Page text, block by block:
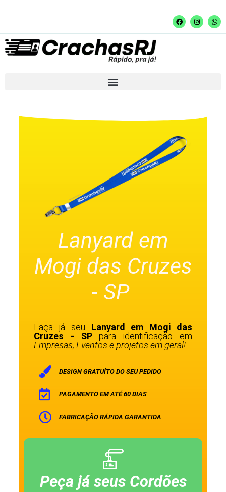
Lanyard em
Mogi das Cruzes
- SP
Faça já seu Lanyard em Mogi das
Cruzes - SPpara identificação em
Empresas, Eventos e projetos em geral!
DESIGN GRATUÍTO DO SEU PEDIDO
PAGAMENTO EM ATÉ 60 DIAS
FABRICAÇÃO RÁPIDA GARANTIDA
Peça já seus Cordões